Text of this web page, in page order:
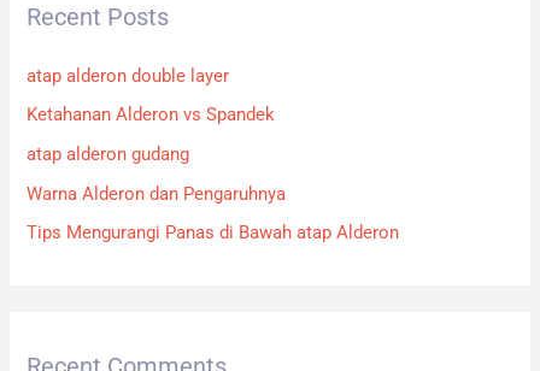
c
f
o
r
:
Recent Posts
atap alderon double layer
Ketahanan Alderon vs Spandek
atap alderon gudang
Warna Alderon dan Pengaruhnya
Tips Mengurangi Panas di Bawah atap Alderon